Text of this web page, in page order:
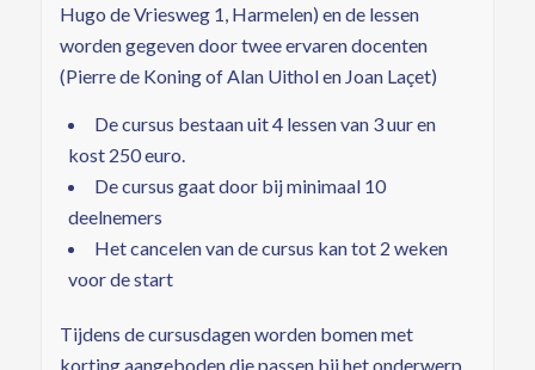
Hugo de Vriesweg 1, Harmelen) en de lessen
worden gegeven door twee ervaren docenten
(Pierre de Koning of Alan Uithol en Joan Laçet)
De cursus bestaan uit 4 lessen van 3 uur en
kost 250 euro.
De cursus gaat door bij minimaal 10
deelnemers
Het cancelen van de cursus kan tot 2 weken
voor de start
Tijdens de cursusdagen worden bomen met
korting aangeboden die passen bij het onderwerp